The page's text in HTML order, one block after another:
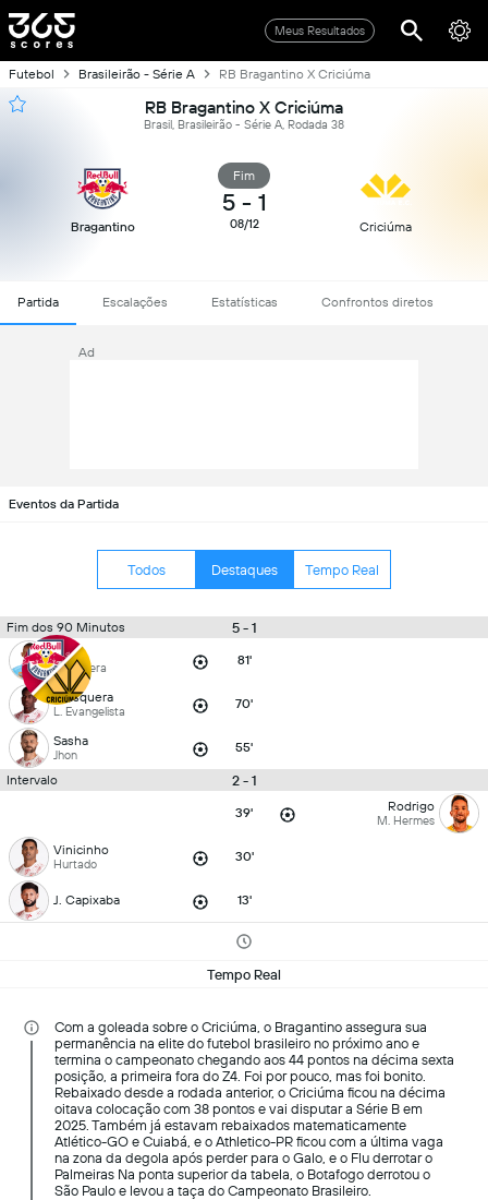
Meus Resultados
Futebol Brasileirão - Série A RB Bragantino X Criciúma
RB Bragantino X Criciúma
Brasil, Brasileirão - Série A, Rodada 38
Bragantino
Fim
5 - 1
08/12 Criciúma
Partida Escalações Estatísticas Confrontos diretos
Ad
Eventos da Partida
Todos Destaques Tempo Real
Fim dos 90 Minutos 5 - 1
Jhon
Mosquera 81'
Mosquera
L. Evangelista 70'
Sasha
Jhon 55'
Intervalo 2 - 1
39' Rodrigo
M. Hermes
Vinicinho
Hurtado 30'
J. Capixaba 13'
Tempo Real
Com a goleada sobre o Criciúma, o Bragantino assegura sua
permanência na elite do futebol brasileiro no próximo ano e
termina o campeonato chegando aos 44 pontos na décima sexta
posição, a primeira fora do Z4. Foi por pouco, mas foi bonito.
Rebaixado desde a rodada anterior, o Criciúma ficou na décima
oitava colocação com 38 pontos e vai disputar a Série B em
2025. Também já estavam rebaixados matematicamente
Atlético-GO e Cuiabá, e o Athletico-PR ficou com a última vaga
na zona da degola após perder para o Galo, e o Flu derrotar o
Palmeiras Na ponta superior da tabela, o Botafogo derrotou o
São Paulo e levou a taça do Campeonato Brasileiro.